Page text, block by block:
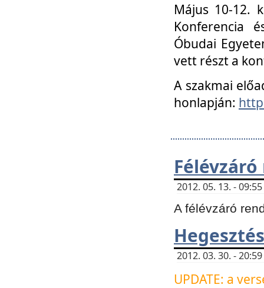
Május 10-12.
Konferencia
Óbudai
vett részt a
A szakmai
honlapján:
2012. 05. 13. -
A félévzáró
2012. 03. 30. -
UPDATE: a